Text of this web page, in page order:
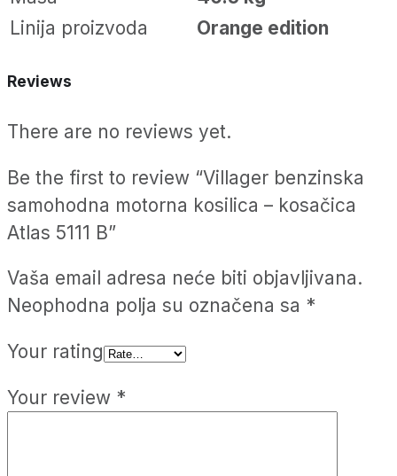
Linija proizvoda
Orange edition
Reviews
There are no reviews yet.
Be the first to review “Villager benzinska
samohodna motorna kosilica – kosačica
Atlas 5111 B”
Vaša email adresa neće biti objavljivana.
Neophodna polja su označena sa *
Your rating
Your review *